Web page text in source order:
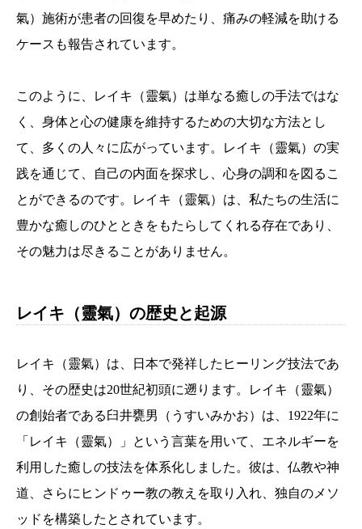
氣）施術が患者の回復を早めたり、痛みの軽減を助ける
ケースも報告されています。
このように、レイキ（靈氣）は単なる癒しの手法ではな
く、身体と心の健康を維持するための大切な方法とし
て、多くの人々に広がっています。レイキ（靈氣）の実
践を通じて、自己の内面を探求し、心身の調和を図るこ
とができるのです。レイキ（靈氣）は、私たちの生活に
豊かな癒しのひとときをもたらしてくれる存在であり、
その魅力は尽きることがありません。
レイキ（靈氣）の歴史と起源
レイキ（靈氣）は、日本で発祥したヒーリング技法であ
り、その歴史は20世紀初頭に遡ります。レイキ（靈氣）
の創始者である臼井甕男（うすいみかお）は、1922年に
「レイキ（靈氣）」という言葉を用いて、エネルギーを
利用した癒しの技法を体系化しました。彼は、仏教や神
道、さらにヒンドゥー教の教えを取り入れ、独自のメソ
ッドを構築したとされています。